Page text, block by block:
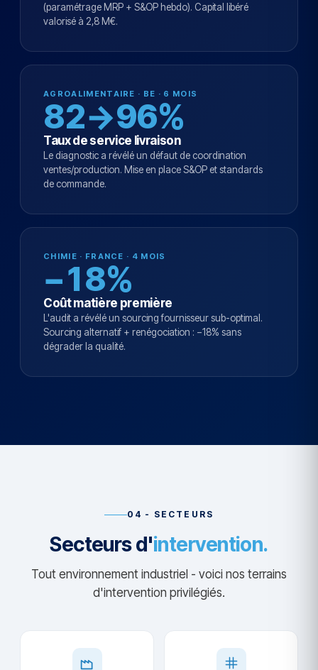
(paramétrage MRP + S&OP hebdo). Capital libéré
valorisé à 2,8 M€.
AGROALIMENTAIRE · BE · 6 MOIS
82→96%
Taux de service livraison
Le diagnostic a révélé un défaut de coordination
ventes/production. Mise en place S&OP et standards
de commande.
CHIMIE · FRANCE · 4 MOIS
−18%
Coût matière première
L'audit a révélé un sourcing fournisseur sub-optimal.
Sourcing alternatif + renégociation : −18% sans
dégrader la qualité.
04 - SECTEURS
Secteurs d'intervention.
Tout environnement industriel - voici nos terrains
d'intervention privilégiés.